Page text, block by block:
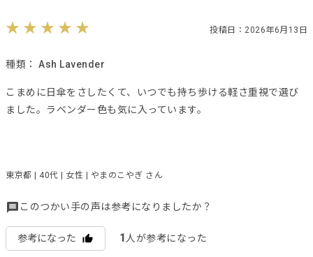
投稿日：2026年6月13日
種類： Ash Lavender
こまめに日傘をさしたくて、いつでも持ち歩ける軽さ重視で選び
ました。ラベンダー色も気に入っています。
東京都 | 40代 | 女性 | やまのこやぎ さん
このつかい手の声は参考になりましたか？
参考になった 1 人が参考になった